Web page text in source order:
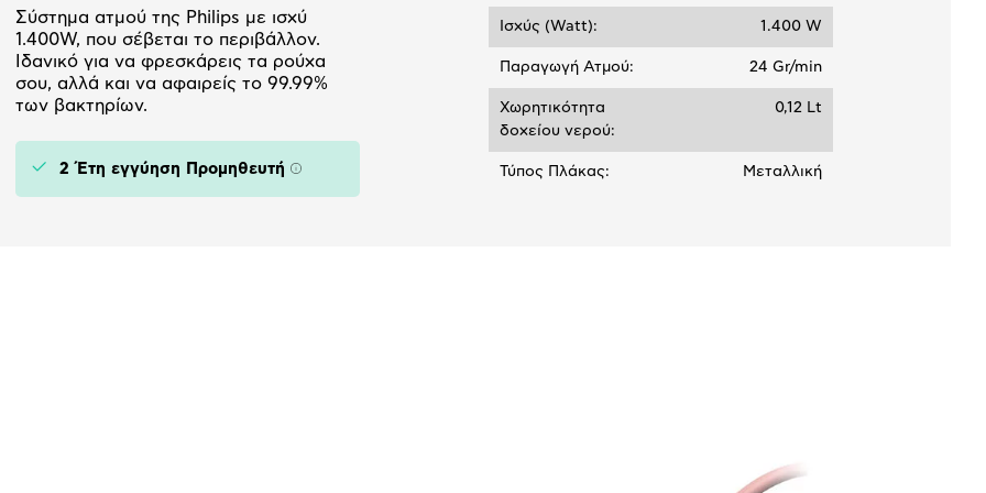
Σύστημα ατμού της Philips με ισχύ
1.400W, που σέβεται το περιβάλλον.
Ιδανικό για να φρεσκάρεις τα ρούχα
σου, αλλά και να αφαιρείς το 99.99%
των βακτηρίων.
2 Έτη εγγύηση Προμηθευτή Πληροφορίες
Ισχύς (Watt): 1.400 W
Παραγωγή Ατμού: 24 Gr/min
Χωρητικότητα
δοχείου νερού:
0,12 Lt
Τύπος Πλάκας: Μεταλλική